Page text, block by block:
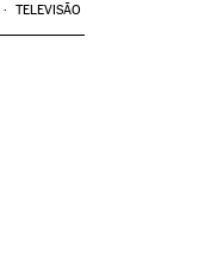
TELEVISÃO